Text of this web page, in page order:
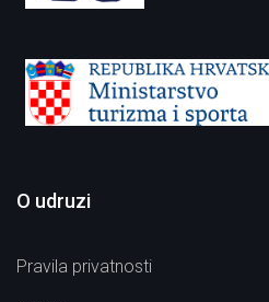
O udruzi
Pravila privatnosti